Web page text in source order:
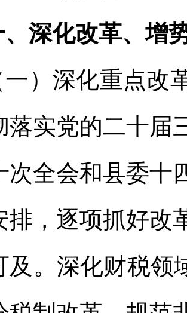
、深化改革、增
一）深化重点
落实党的二十届
次全会和县委十
排，逐项抓好改
及。深化财税领